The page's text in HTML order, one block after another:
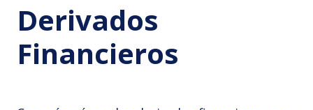
Derivados
Financieros